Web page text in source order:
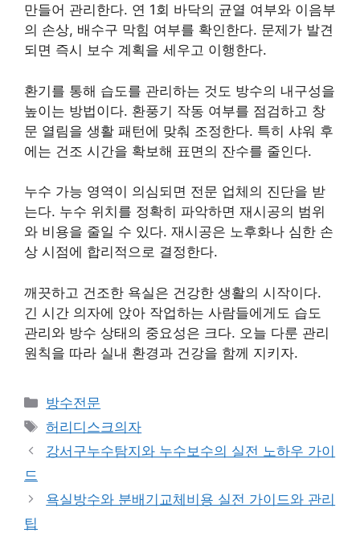
만들어 관리한다. 연 1회 바닥의 균열 여부와 이음부
의 손상, 배수구 막힘 여부를 확인한다. 문제가 발견
되면 즉시 보수 계획을 세우고 이행한다.
환기를 통해 습도를 관리하는 것도 방수의 내구성을
높이는 방법이다. 환풍기 작동 여부를 점검하고 창
문 열림을 생활 패턴에 맞춰 조정한다. 특히 샤워 후
에는 건조 시간을 확보해 표면의 잔수를 줄인다.
누수 가능 영역이 의심되면 전문 업체의 진단을 받
는다. 누수 위치를 정확히 파악하면 재시공의 범위
와 비용을 줄일 수 있다. 재시공은 노후화나 심한 손
상 시점에 합리적으로 결정한다.
깨끗하고 건조한 욕실은 건강한 생활의 시작이다.
긴 시간 의자에 앉아 작업하는 사람들에게도 습도
관리와 방수 상태의 중요성은 크다. 오늘 다룬 관리
원칙을 따라 실내 환경과 건강을 함께 지키자.
카
테
고
리
방수전문
태
그
허리디스크의자
강서구누수탐지와 누수보수의 실전 노하우 가이
드
욕실방수와 분배기교체비용 실전 가이드와 관리
팁